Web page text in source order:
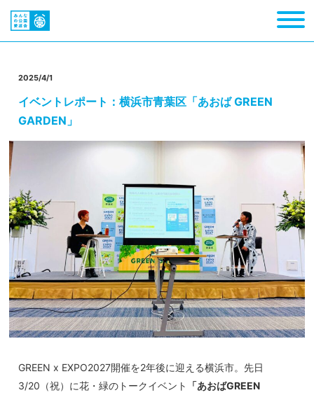
2025/4/1
イベントレポート：横浜市青葉区「あおば GREEN
GARDEN」
GREEN x EXPO2027開催を2年後に迎える横浜市。先日
3/20（祝）に花・緑のトークイベント
「あおばGREEN